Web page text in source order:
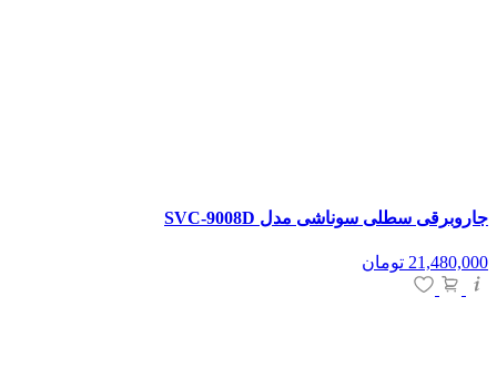
جاروبرقی سطلی سوناشی مدل SVC-9008D
21,480,000 تومان